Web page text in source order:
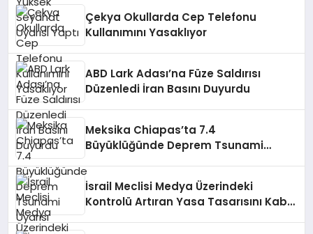
Çekya Okullarda Cep Telefonu
Kullanımını Yasaklıyor
ABD Lark Adası’na Füze Saldırısı
Düzenledi İran Basını Duyurdu
Meksika Chiapas’ta 7.4
Büyüklüğünde Deprem Tsunami
İsrail Meclisi Medya Üzerindeki
Kontrolü Artıran Yasa Tasarısını Kabul